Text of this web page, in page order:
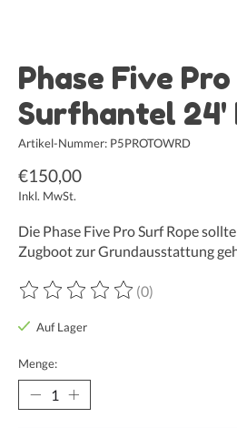
Phase Five Pro
Surfhantel 24'
Artikel-Nummer: P5PROTOWRD
€150,00
Inkl. MwSt.
Die Phase Five Pro Surf Rope
Zugboot zur Grundausstattung
Die Bewertung dieses Produkts ist
(0)
Auf Lager
Menge: